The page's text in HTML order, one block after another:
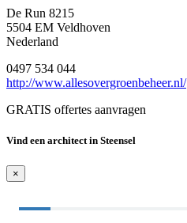
De Run 8215
5504 EM Veldhoven
Nederland
0497 534 044
http://www.allesovergroenbeheer.nl/
GRATIS offertes aanvragen
Vind een architect in Steensel
×